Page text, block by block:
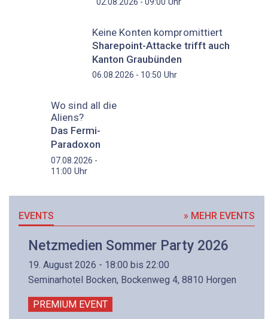
Keine Konten kompromittiert
Sharepoint-Attacke trifft auch
Kanton Graubünden
06.08.2026 - 10:50 Uhr
Wo sind all die
Aliens?
Das Fermi-
Paradoxon
07.08.2026 -
11:00 Uhr
EVENTS » MEHR EVENTS
Netzmedien Sommer Party 2026
19. August 2026 - 18:00 bis 22:00
Seminarhotel Bocken, Bockenweg 4, 8810 Horgen
PREMIUM EVENT